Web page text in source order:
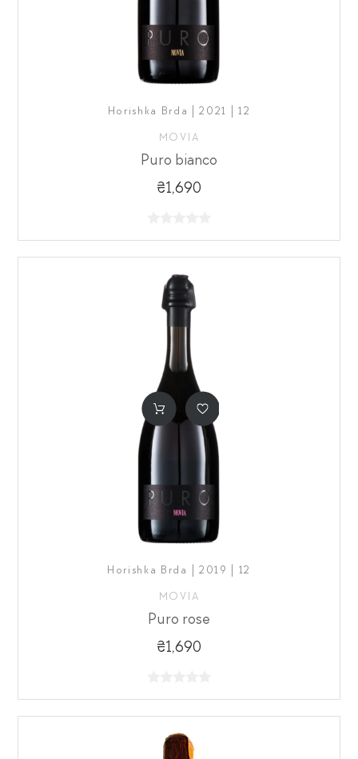
Horishka Brda | 2021 | 12
MOVIA
Puro bianco
₴1,690
Horishka Brda | 2019 | 12
MOVIA
Puro rose
₴1,690